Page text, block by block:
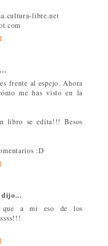
libre.net
frente al espejo. Ahora
me has visto en la
libro se edita!!! Besos
:D
dijo...
que a mi eso de los